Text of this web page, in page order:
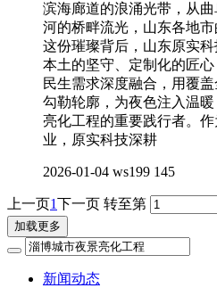
滨海廊道的浪涌光带，从
河的桥畔流光，山东各地市
这份璀璨背后，山东原实
本土的坚守、定制化的匠心
民生需求深度融合，用覆
勾勒轮廓，为夜色注入温
亮化工程的重要践行者。
业，原实科技深耕
2026-01-04 ws199 145
上一页1下一页 转至第
加载更多
新闻动态